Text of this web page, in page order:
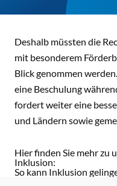
Deshalb müssten die
mit besonderem
Blick genommen
eine Beschulung
fordert weiter eine
und Ländern sowie
Hier finden Sie mehr zu
Inklusion:
So kann Inklusion